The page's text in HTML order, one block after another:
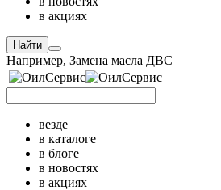
в акциях
Найти
Например, Замена масла ДВС
везде
в каталоге
в блоге
в новостях
в акциях